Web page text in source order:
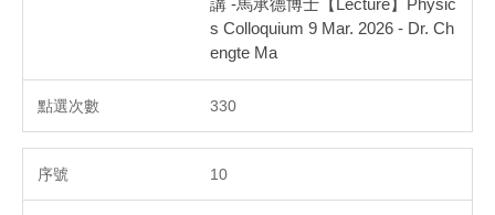
講 -馬承德博士【Lecture】Physic
s Colloquium 9 Mar. 2026 - Dr. Ch
engte Ma
330
10